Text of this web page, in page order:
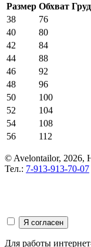
Размер Обхват
38
76
40
80
42
84
44
88
46
92
48
96
50
100
52
104
54
108
56
112
© Avelontailor, 2026,
Тел.: 7-913-913-70-07
Для работы